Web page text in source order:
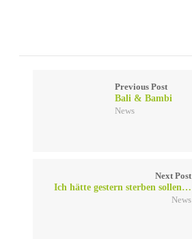
Previous Post
Bali & Bambi
News
Next Post
Ich hätte gestern sterben sollen…
News